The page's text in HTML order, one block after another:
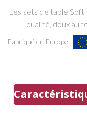
Les sets de table
qualité, doux au
Fabriqué en Europe